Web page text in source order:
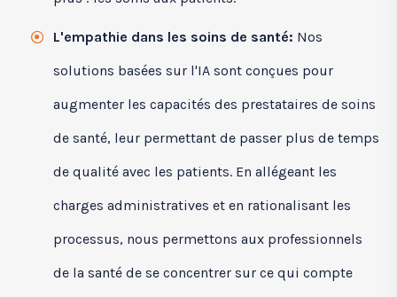
L'empathie dans les soins de santé: Nos
solutions basées sur l'IA sont conçues pour
augmenter les capacités des prestataires de soins
de santé, leur permettant de passer plus de temps
de qualité avec les patients. En allégeant les
charges administratives et en rationalisant les
processus, nous permettons aux professionnels
de la santé de se concentrer sur ce qui compte